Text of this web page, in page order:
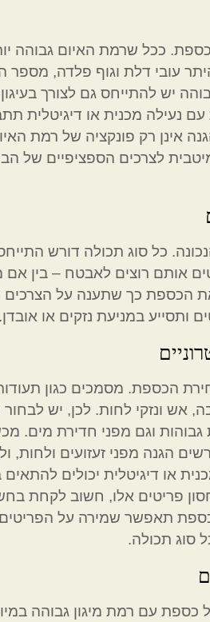
ככל שרמת האיום גבוהה
עובי דלת וגוף פלדה, מספר
יש להתייחס גם לצורך
נעילה מכנית או דיגיטלית
אינן רק פונקציה של רמת
לצרכים הספציפיים של
כל סוג תכולה דורש
אותם רוצים לאבטח – בין
הכספת כך שתענה על הצרכים
במניעת נזקים או אובדן.
הכספת. מסמכים כגון
אש ונזקי לחות. לכן, יש
וגם מפני חדירת מים.
הגנה מפני זעזועים ולחות,
או דיגיטלית יכולים
פריטים אלו, חשוב לקחת
תאפשר שמירה על
סוג תכולה.
כספת עם רמת מיגון גבוהה